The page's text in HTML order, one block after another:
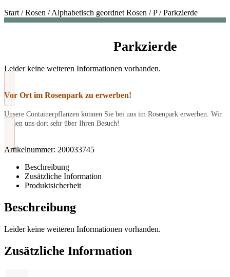
Start /Rosen /Alphabetisch geordnet Rosen /P/Parkzierde
Parkzierde
Leider keine weiteren Informationen vorhanden.
Vor Ort im Rosenpark zu erwerben!
Unsere Containerpflanzen können Sie bei uns im Rosenpark erwerben. Wir
freuen uns dort sehr über Ihren Besuch!
Artikelnummer: 200033745
Beschreibung
Zusätzliche Information
Produktsicherheit
Beschreibung
Leider keine weiteren Informationen vorhanden.
Zusätzliche Information